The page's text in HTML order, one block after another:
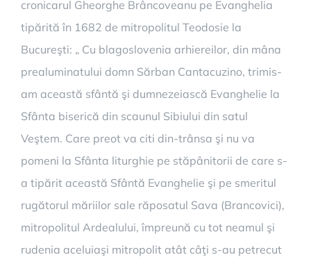
cronicarul Gheorghe Brâncoveanu pe Evanghelia
tipărită în 1682 de mitropolitul Teodosie la
Bucureşti: „ Cu blagoslovenia arhiereilor, din mâna
prealuminatului domn Sărban Cantacuzino, trimis-
am această sfântă şi dumnezeiască Evanghelie la
Sfânta biserică din scaunul Sibiului din satul
Veştem. Care preot va citi din-trânsa şi nu va
pomeni la Sfânta liturghie pe stăpânitorii de care s-
a tipărit această Sfântă Evanghelie şi pe smeritul
rugătorul măriilor sale răposatul Sava (Brancovici),
mitropolitul Ardealului, împreună cu tot neamul şi
rudenia aceluiaşi mitropolit atât câţi s-au petrecut